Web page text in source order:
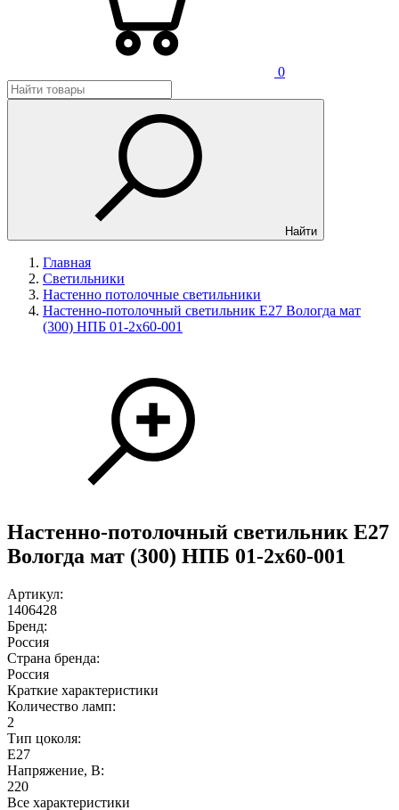
0
Найти
Главная
Светильники
Настенно потолочные светильники
Настенно-потолочный светильник E27 Вологда мат
(300) НПБ 01-2х60-001
Настенно-потолочный светильник E27
Вологда мат (300) НПБ 01-2х60-001
Артикул:
1406428
Бренд:
Россия
Страна бренда:
Россия
Краткие характеристики
Количество ламп:
2
Тип цоколя:
E27
Напряжение, В:
220
Все характеристики